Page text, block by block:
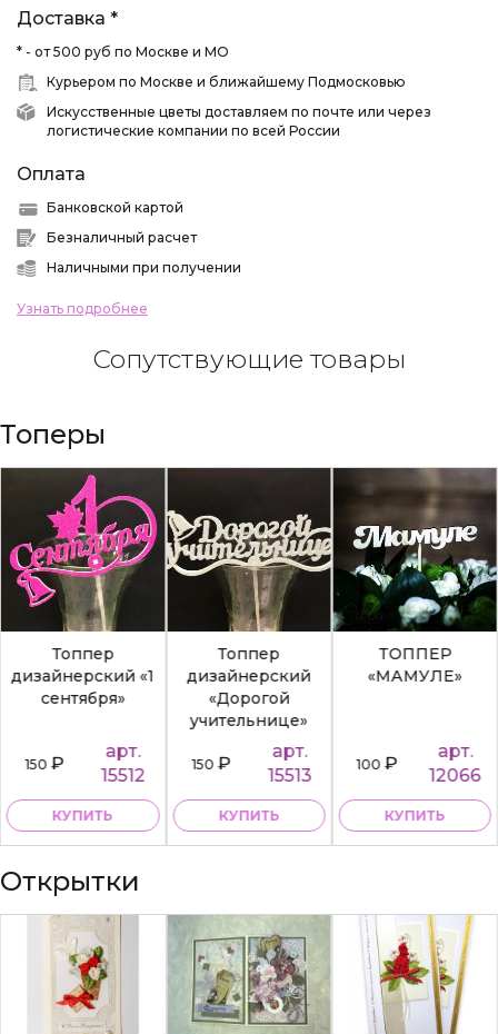
Доставка *
* - от 500 руб по Москве и МО
Курьером по Москве и ближайшему Подмосковью
Искусственные цветы доставляем по почте или через
логистические компании по всей России
Оплата
Банковской картой
Безналичный расчет
Наличными при получении
Узнать подробнее
Сопутствующие товары
Топеры
Топпер
дизайнерский «1
сентября»
150₽
арт.
15512
КУПИТЬ
Топпер
дизайнерский
«Дорогой
учительнице»
150₽
арт.
15513
КУПИТЬ
ТОППЕР
«МАМУЛЕ»
100₽
арт.
12066
КУПИТЬ
Открытки